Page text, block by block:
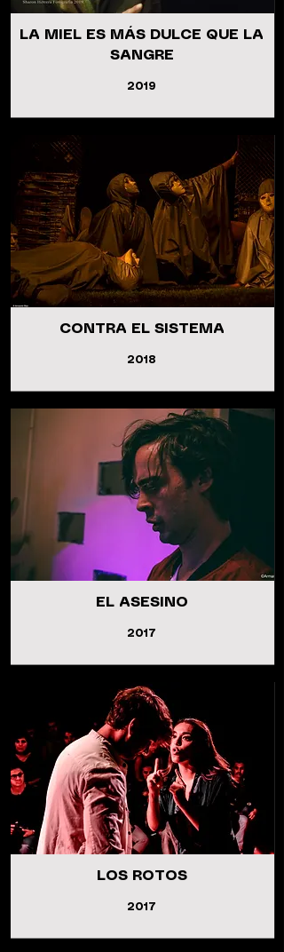
LA MIEL ES MÁS DULCE QUE LA
SANGRE
2019
CONTRA EL SISTEMA
2018
EL ASESINO
2017
LOS ROTOS
2017